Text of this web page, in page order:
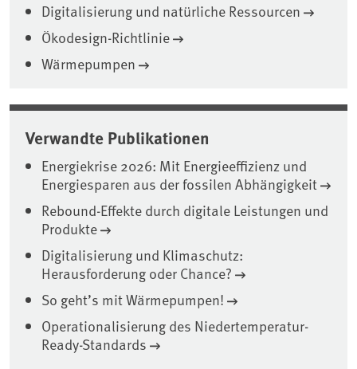
Digitalisierung und natürliche Ressourcen
Ökodesign-Richtlinie
Wärmepumpen
Verwandte Publikationen
Energiekrise 2026: Mit Energieeffizienz und
Energiesparen aus der fossilen Abhängigkeit
Rebound-Effekte durch digitale Leistungen und
Produkte
Digitalisierung und Klimaschutz:
Herausforderung oder Chance?
So geht’s mit Wärmepumpen!
Operationalisierung des Niedertemperatur-
Ready-Standards